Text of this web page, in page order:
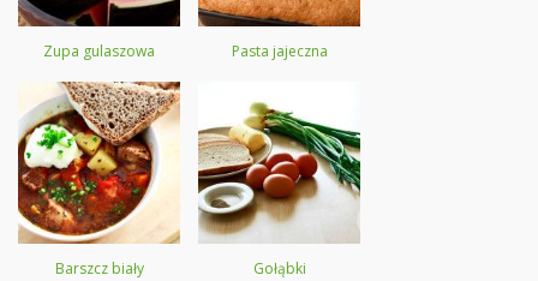
Zupa gulaszowa Pasta jajeczna
Barszcz biały Gołąbki